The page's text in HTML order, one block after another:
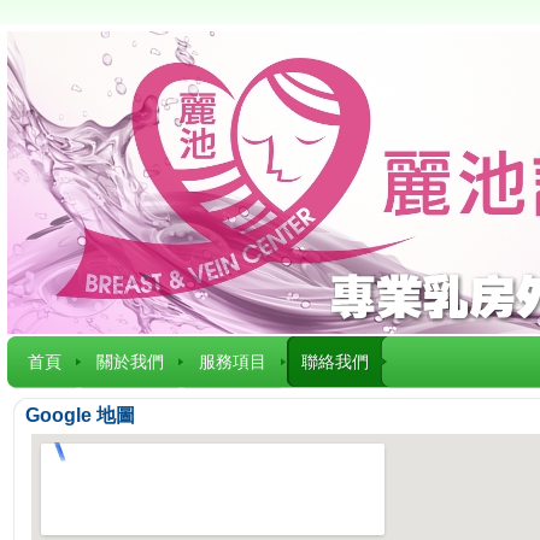
首頁 關於我們 服務項目 聯絡我們
Google 地圖